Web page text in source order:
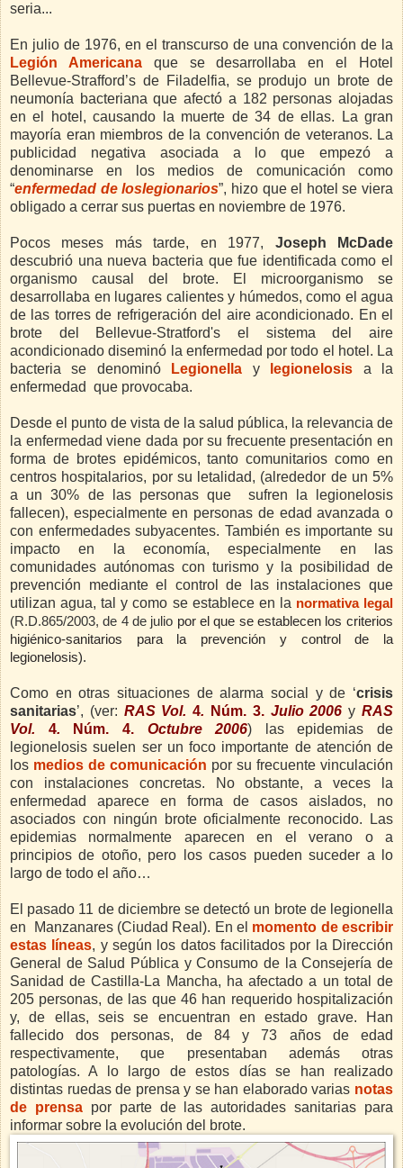
seria...
En julio de 1976, en el transcurso de una convención de la
Legión Americanaque se desarrollaba en el Hotel
Bellevue-Strafford’s de Filadelfia, se produjo un brote de
neumonía bacteriana que afectó a 182 personas alojadas
en el hotel, causando la muerte de 34 de ellas. La gran
mayoría eran miembros de la convención de veteranos. La
publicidad negativa asociada a lo que empezó a
denominarse en los medios de comunicación como
“enfermedad de loslegionarios”, hizo que el hotel se viera
obligado a cerrar sus puertas en noviembre de 1976.
Pocos meses más tarde, en 1977, Joseph McDade
descubrió una nueva bacteria que fue identificada como el
organismo causal del brote. El microorganismo se
desarrollaba en lugares calientes y húmedos, como el agua
de las torres de refrigeración del aire acondicionado. En el
brote del Bellevue-Stratford's el sistema del aire
acondicionado diseminó la enfermedad por todo el hotel. La
bacteria se denominó
Legionella y legionelosis a la
enfermedad que provocaba.
Desde el punto de vista de la salud pública, la relevancia de
la enfermedad viene dada por su frecuente presentación en
forma de brotes epidémicos, tanto comunitarios como en
centros hospitalarios, por su letalidad, (alrededor de un 5%
a un 30% de las personas que sufren la legionelosis
fallecen), especialmente en personas de edad avanzada o
con enfermedades subyacentes. También es importante su
impacto en la economía, especialmente en las
comunidades autónomas con turismo y la posibilidad de
prevención mediante el control de las instalaciones que
utilizan agua, tal y como se establece en la normativa legal
(R.D.865/2003, de 4 de julio por el que se establecen los criterios
higiénico-sanitarios para la prevención y control de la
legionelosis).
Como en otras situaciones de alarma social y de ‘crisis
sanitarias’, (ver: RAS Vol.4. Núm. 3. Julio 2006 yRAS
Vol. 4. Núm. 4. Octubre 2006) las epidemias de
legionelosis suelen ser un foco importante de atención de
los medios de comunicación por su frecuente vinculación
con instalaciones concretas. No obstante, a veces la
enfermedad aparece en forma de casos aislados, no
asociados con ningún brote oficialmente reconocido. Las
epidemias normalmente aparecen en el verano o a
principios de otoño, pero los casos pueden suceder a lo
largo de todo el año…
El pasado 11 de diciembre se detectó un brote de legionella
en Manzanares (Ciudad Real). En el momento de escribir
estas líneas, y según los datos facilitados por la Dirección
General de Salud Pública y Consumo de la Consejería de
Sanidad de Castilla-La Mancha, ha afectado a un total de
205 personas, de las que 46 han requerido hospitalización
y, de ellas, seis se encuentran en estado grave. Han
fallecido dos personas, de 84 y 73 años de edad
respectivamente, que presentaban además otras
patologías. A lo largo de estos días se han realizado
distintas ruedas de prensa y se han elaborado varias notas
de prensa por parte de las autoridades sanitarias para
informar sobre la evolución del brote.